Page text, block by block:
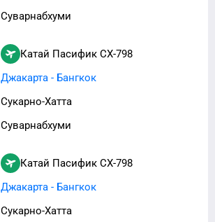
Суварнабхуми
Катай Пасифик CX-798
Джакарта - Бангкок
Сукарно-Хатта
Суварнабхуми
Катай Пасифик CX-798
Джакарта - Бангкок
Сукарно-Хатта